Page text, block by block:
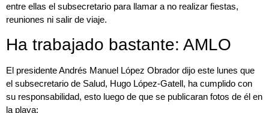
entre ellas el subsecretario para llamar a no realizar fiestas,
reuniones ni salir de viaje.
Ha trabajado bastante: AMLO
El presidente Andrés Manuel López Obrador dijo este lunes que
el subsecretario de Salud, Hugo López-Gatell, ha cumplido con
su responsabilidad, esto luego de que se publicaran fotos de él en
la playa: